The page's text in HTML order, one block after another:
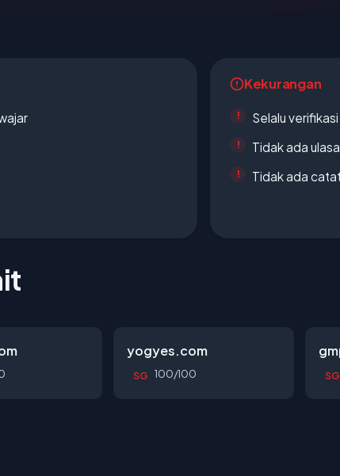
Kekurangan
Selalu
Tidak ada
Tidak ada
yogyes.com
SG 100/100 SG